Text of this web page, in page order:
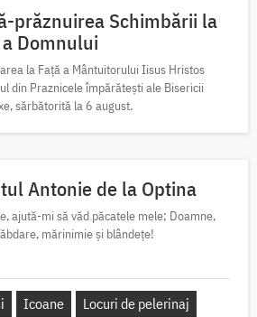
prăznuirea Schimbării la
a Domnului
la Față a Mântuitorului Iisus Hristos
din Praznicele împărătești ale Bisericii
sărbătorită la 6 august.
Antonie de la Optina
ajută-mi să văd păcatele mele; Doamne,
mărinimie şi blândeţe!
Icoane
Locuri de pelerinaj